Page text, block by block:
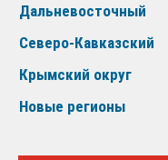
Дальневосточный
Северо-Кавказский
Крымский округ
Новые регионы